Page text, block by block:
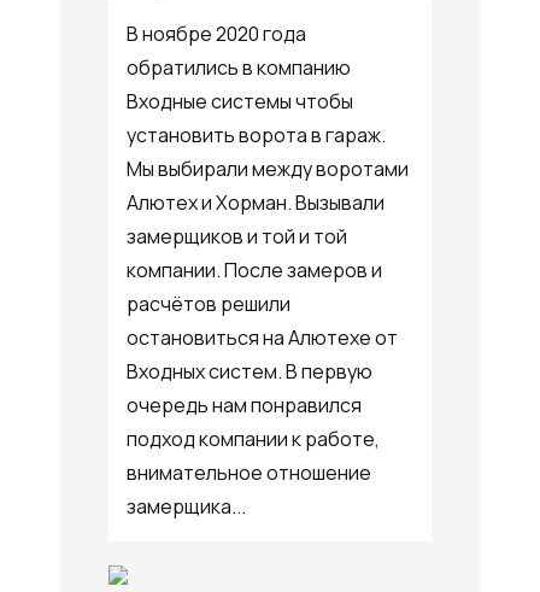
В ноябре 2020 года
обратились в компанию
Входные системы чтобы
установить ворота в гараж.
Мы выбирали между воротами
Алютех и Хорман. Вызывали
замерщиков и той и той
компании. После замеров и
расчётов решили
остановиться на Алютехе от
Входных систем. В первую
очередь нам понравился
подход компании к работе,
внимательное отношение
замерщика...